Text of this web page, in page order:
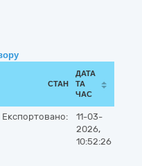
СТАН
ДАТА
ТА
ЧАС
Експортовано:
11-03-
2026,
10:52:26